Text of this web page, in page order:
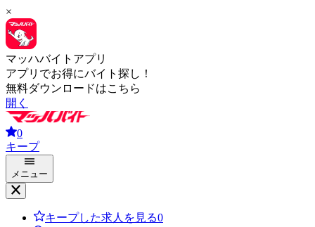
×
マッハバイトアプリ
アプリでお得にバイト探し！
無料ダウンロードはこちら
開く
0
キープ
メニュー
キープした求人を見る0